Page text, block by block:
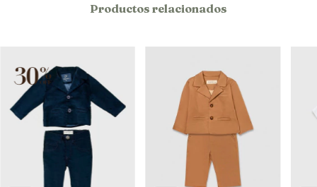
Productos relacionados